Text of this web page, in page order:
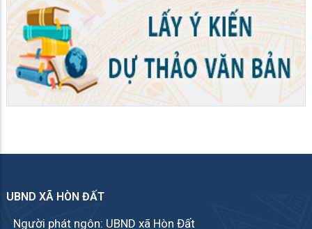
UBND XÃ HÒN ĐẤT
Người phát ngôn: UBND xã Hòn Đất